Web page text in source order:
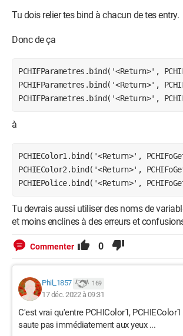
Tu dois relier tes bind à chacun de tes entry.
Donc de ça
PCHIFParametres.bind('<Return>',
PCHIFParametres.bind('<Return>',
PCHIFParametres.bind('<Return>',
à
PCHIEColor1.bind('<Return>',
PCHIEColor2.bind('<Return>',
PCHIEPolice.bind('<Return>',
Tu devrais aussi utiliser des noms de
et moins enclines à des erreurs et
Commenter 0
Phil_1857 169
17 déc. 2022 à 09:31
C'est vrai qu'entre PCHIColor1,
saute pas immédiatement aux yeux ...